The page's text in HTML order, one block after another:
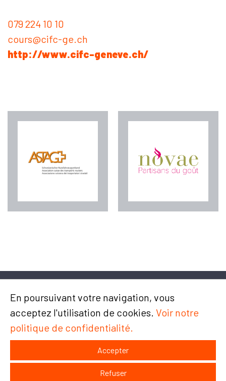
079 224 10 10
cours@cifc-ge.ch
http://www.cifc-geneve.ch/
Chemin du Champ-des-Filles 4/6
1228 Plan-les-Ouates
En poursuivant votre navigation, vous
acceptez l'utilisation de cookies. Voir notre
politique de confidentialité.
Accepter
Refuser